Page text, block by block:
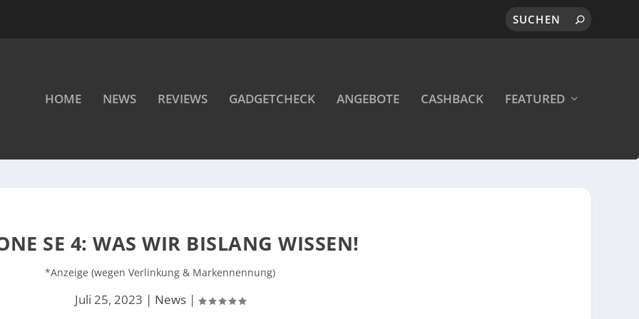
HOME NEWS REVIEWS GADGETCHECK ANGEBOTE CASHBACK FEATURED
SE 4: WAS WIR BISLANG WISSEN!
*Anzeige (wegen Verlinkung & Markennennung)
Juli 25, 2023 | News|